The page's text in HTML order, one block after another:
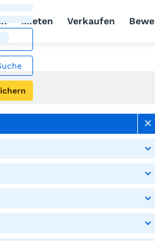
Mieten Verkaufen